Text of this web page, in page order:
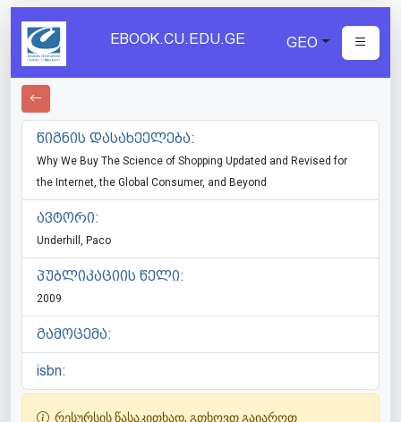
EBOOK.CU.EDU.GE GEO
წიგნის დასახეელება:
Why We Buy The Science of Shopping Updated and Revised for
the Internet, the Global Consumer, and Beyond
ავტორი:
Underhill, Paco
პუბლიკაციის წელი:
2009
გამოცემა:
isbn:
რესურსის წასაკითხად, გთხოვთ გაიაროთ